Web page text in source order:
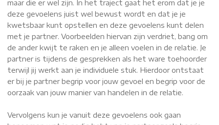
maar die er wel zijn. In het traject gaat het erom dat je je
deze gevoelens juist wel bewust wordt en dat je je
kwetsbaar kunt opstellen en deze gevoelens kunt delen
met je partner. Voorbeelden hiervan zijn verdriet, bang om
de ander kwijt te raken en je alleen voelen in de relatie. Je
partner is tijdens de gesprekken als het ware toehoorder
terwijl jij werkt aan je individuele stuk. Hierdoor ontstaat
er bij je partner begrip voor jouw gevoel en begrip voor de
oorzaak van jouw manier van handelen in de relatie.
Vervolgens kun je vanuit deze gevoelens ook gaan